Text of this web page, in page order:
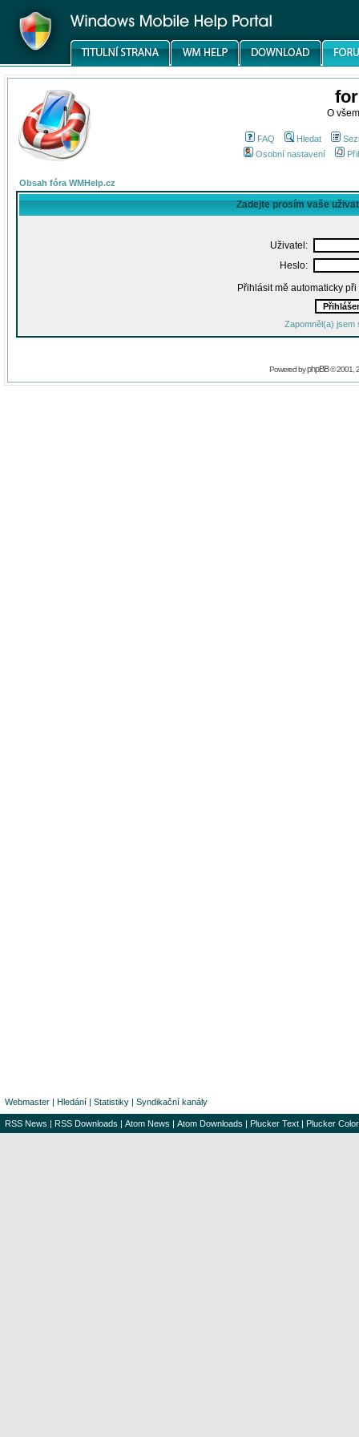
O
FAQ Hledat
Osobní nastavení
Obsah fóra WMHelp.cz
Zadejte prosím vaše
Uživatel:
Heslo:
Přihlásit mě automaticky
Zapomněl(a) jsem
Powered byphpBB© 2001,
Webmaster | Hledání | Statistiky | Syndikační kanály
RSS News | RSS Downloads | Atom News | Atom Downloads | Plucker Text | Plucker Color